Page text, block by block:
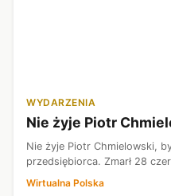
WYDARZENIA
Nie żyje Piotr
Nie żyje Piotr Chmielowski,
przedsiębiorca. Zmarł 28
Wirtualna Polska